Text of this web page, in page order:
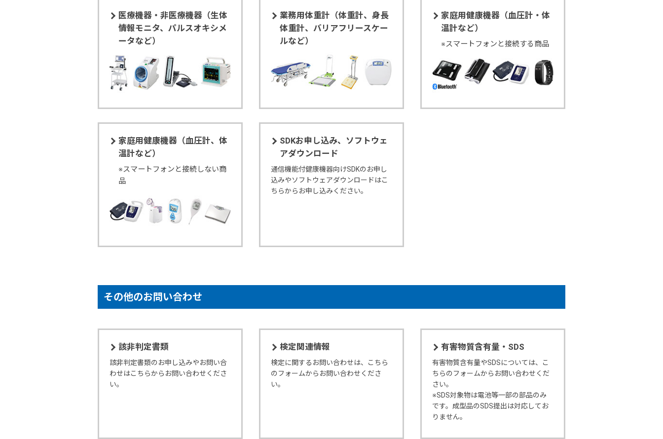
医療機器・非医療機器（生体
情報モニタ、パルスオキシメ
ータなど）
業務用体重計（体重計、身長
体重計、バリアフリースケー
ルなど）
家庭用健康機器（血圧計・体
温計など）
※スマートフォンと接続する商品
家庭用健康機器（血圧計、体
温計など）
※スマートフォンと接続しない商
品
SDKお申し込み、ソフトウェ
アダウンロード
通信機能付健康機器向けSDKのお申し
込みやソフトウェアダウンロードはこ
ちらからお申し込みください。
その他のお問い合わせ
該非判定書類
該非判定書類のお申し込みやお問い合
わせはこちらからお問い合わせくださ
い。
検定関連情報
検定に関するお問い合わせは、こちら
のフォームからお問い合わせくださ
い。
有害物質含有量・SDS
有害物質含有量やSDSについては、こ
ちらのフォームからお問い合わせくだ
さい。
※SDS対象物は電池等一部の部品のみ
です。成型品のSDS提出は対応してお
りません。